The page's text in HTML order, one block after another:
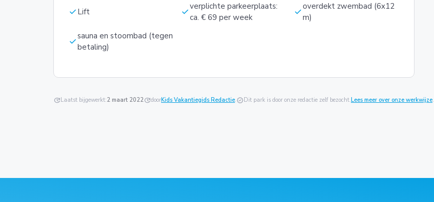
check Lift checkverplichte parkeerplaats:
ca. € 69 per week
checkoverdekt zwembad (6x12
m)
checksauna en stoombad (tegen
betaling)
update Laatst bijgewerkt:2 maart 2022updatedoorKids Vakantiegids Redactie.verified Dit park is door onze redactie zelf bezocht. Lees meer over onze werkwijze.